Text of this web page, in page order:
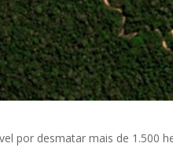
por desmatar mais de 1.500